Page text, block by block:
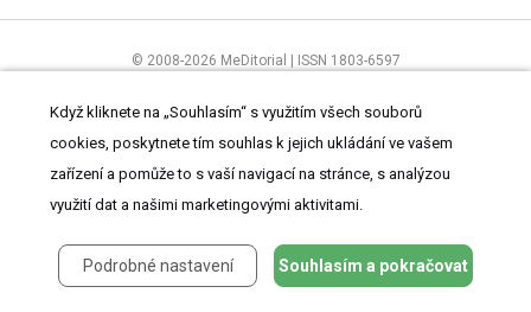
© 2008-2026 MeDitorial | ISSN 1803-6597
zdravotnictví.Čtěte prohlášeníaZásady zpracování osobních údajů
Když kliknete na „Souhlasím“ s využitím všech souborů
cookies, poskytnete tím souhlas k jejich ukládání ve vašem
zařízení a pomůže to s vaší navigací na stránce, s analýzou
využití dat a našimi marketingovými aktivitami.
Podrobné nastavení Souhlasím a pokračovat